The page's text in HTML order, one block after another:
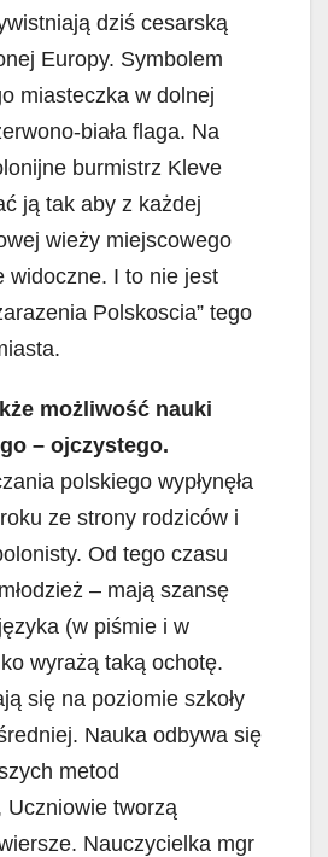
dziś cesarską
Europy. Symbolem
miasteczka w dolnej
biała flaga. Na
burmistrz Kleve
ją tak aby z każdej
wieży miejscowego
widoczne. I to nie jest
Polskoscia” tego
możliwość nauki
– ojczystego.
polskiego wypłynęła
ze strony rodziców i
Od tego czasu
– mają szansę
(w piśmie i w
wyrażą taką ochotę.
się na poziomie szkoły
Nauka odbywa się
metod
Uczniowie tworzą
Nauczycielka mgr